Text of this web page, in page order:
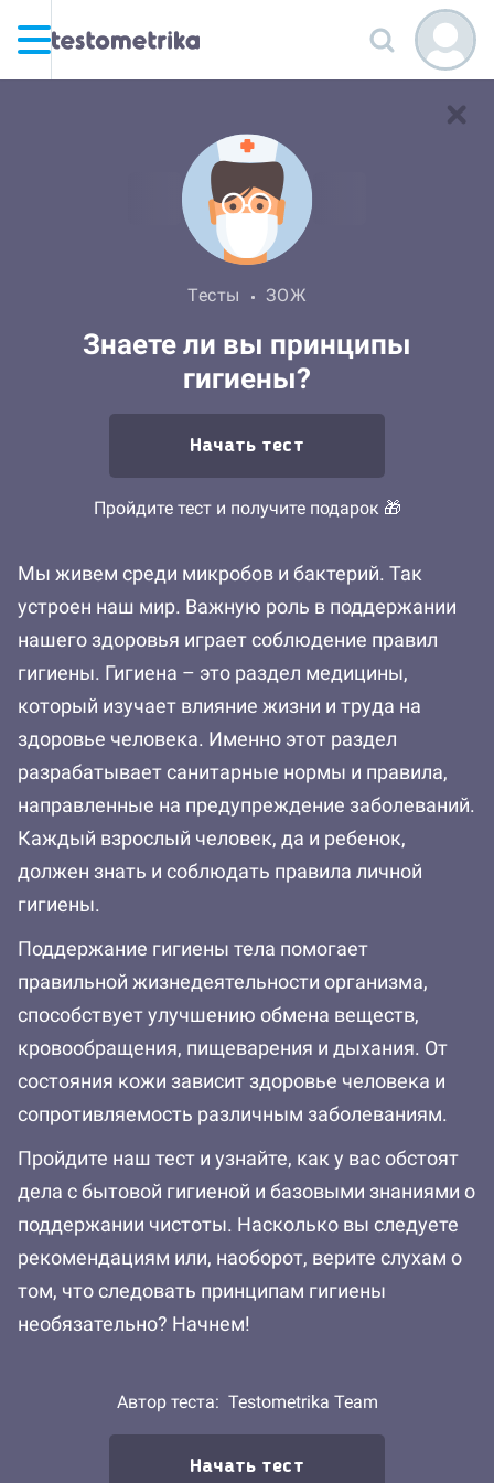
Тесты ЗОЖ
Знаете ли вы принципы
гигиены?
Начать тест
Пройдите тест и получите подарок 🎁
Мы живем среди микробов и бактерий. Так
устроен наш мир. Важную роль в поддержании
нашего здоровья играет соблюдение правил
гигиены. Гигиена – это раздел медицины,
который изучает влияние жизни и труда на
здоровье человека. Именно этот раздел
разрабатывает санитарные нормы и правила,
направленные на предупреждение заболеваний.
Каждый взрослый человек, да и ребенок,
должен знать и соблюдать правила личной
гигиены.
Поддержание гигиены тела помогает
правильной жизнедеятельности организма,
способствует улучшению обмена веществ,
кровообращения, пищеварения и дыхания. От
состояния кожи зависит здоровье человека и
сопротивляемость различным заболеваниям.
Пройдите наш тест и узнайте, как у вас обстоят
дела с бытовой гигиеной и базовыми знаниями о
поддержании чистоты. Насколько вы следуете
рекомендациям или, наоборот, верите слухам о
том, что следовать принципам гигиены
необязательно? Начнем!
Автор теста: Testometrika Team
Начать тест